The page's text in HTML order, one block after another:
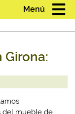
Menú
Girona:
del mueble de